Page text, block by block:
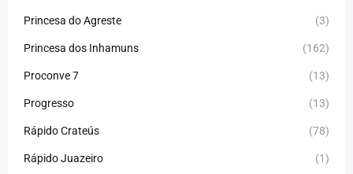
Princesa do Agreste (3)
Princesa dos Inhamuns (162)
Proconve 7 (13)
Progresso (13)
Rápido Crateús (78)
Rápido Juazeiro (1)